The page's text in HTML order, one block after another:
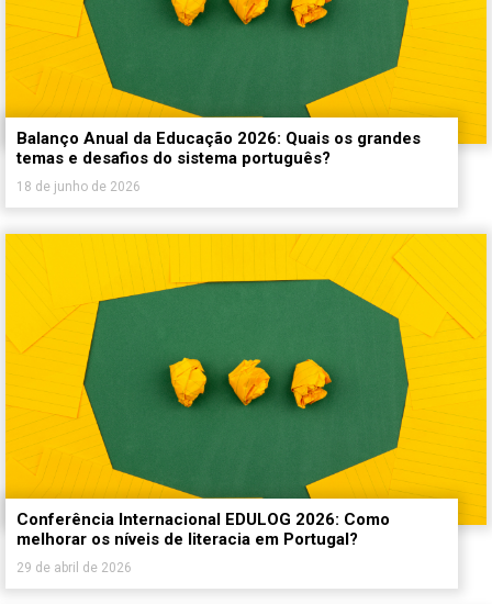
Balanço Anual da Educação 2026: Quais os grandes
temas e desafios do sistema português?
18 de junho de 2026
Conferência Internacional EDULOG 2026: Como
melhorar os níveis de literacia em Portugal?
29 de abril de 2026